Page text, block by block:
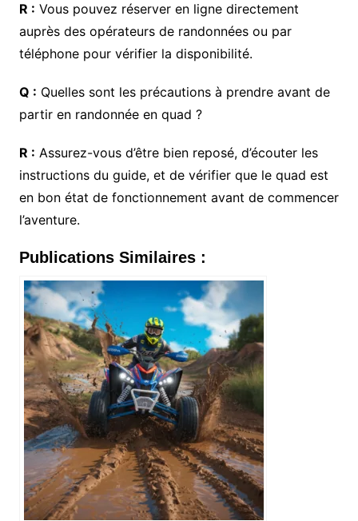
R : Vous pouvez réserver en ligne directement
auprès des opérateurs de randonnées ou par
téléphone pour vérifier la disponibilité.
Q : Quelles sont les précautions à prendre avant de
partir en randonnée en quad ?
R : Assurez-vous d’être bien reposé, d’écouter les
instructions du guide, et de vérifier que le quad est
en bon état de fonctionnement avant de commencer
l’aventure.
Publications Similaires :